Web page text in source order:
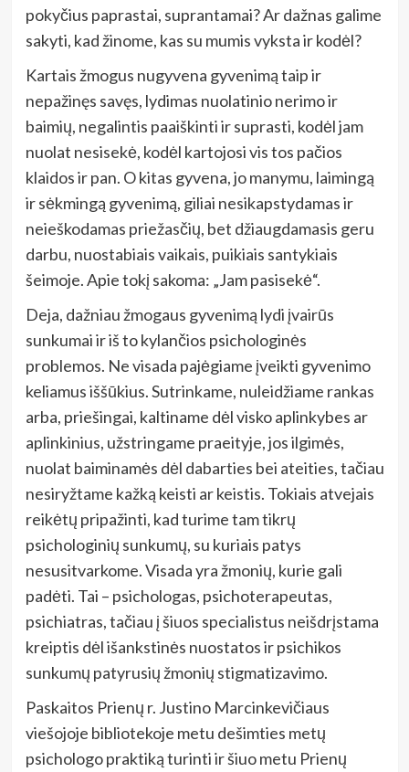
pokyčius paprastai, suprantamai? Ar dažnas galime
sakyti, kad žinome, kas su mumis vyksta ir kodėl?
Kartais žmogus nugyvena gyvenimą taip ir
nepažinęs savęs, lydimas nuolatinio nerimo ir
baimių, negalintis paaiškinti ir suprasti, kodėl jam
nuolat nesisekė, kodėl kartojosi vis tos pačios
klaidos ir pan. O kitas gyvena, jo manymu, laimingą
ir sėkmingą gyvenimą, giliai nesikapstydamas ir
neieškodamas priežasčių, bet džiaugdamasis geru
darbu, nuostabiais vaikais, puikiais santykiais
šeimoje. Apie tokį sakoma: „Jam pasisekė“.
Deja, dažniau žmogaus gyvenimą lydi įvairūs
sunkumai ir iš to kylančios psichologinės
problemos. Ne visada pajėgiame įveikti gyvenimo
keliamus iššūkius. Sutrinkame, nuleidžiame rankas
arba, priešingai, kaltiname dėl visko aplinkybes ar
aplinkinius, užstringame praeityje, jos ilgimės,
nuolat baiminamės dėl dabarties bei ateities, tačiau
nesiryžtame kažką keisti ar keistis. Tokiais atvejais
reikėtų pripažinti, kad turime tam tikrų
psichologinių sunkumų, su kuriais patys
nesusitvarkome. Visada yra žmonių, kurie gali
padėti. Tai – psichologas, psichoterapeutas,
psichiatras, tačiau į šiuos specialistus neišdrįstama
kreiptis dėl išankstinės nuostatos ir psichikos
sunkumų patyrusių žmonių stigmatizavimo.
Paskaitos Prienų r. Justino Marcinkevičiaus
viešojoje bibliotekoje metu dešimties metų
psichologo praktiką turinti ir šiuo metu Prienų